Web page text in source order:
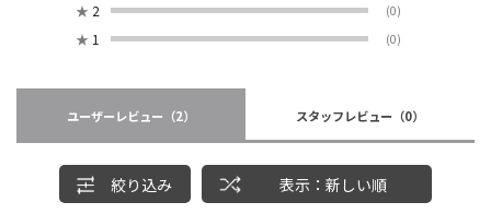
★ 2 (0)
★ 1 (0)
ユーザーレビュー （2） スタッフレビュー （0）
絞り込み 表示：新しい順